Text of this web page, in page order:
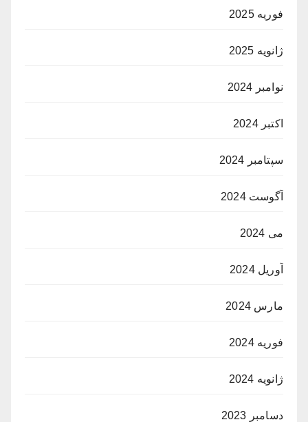
فوریه 2025
ژانویه 2025
نوامبر 2024
اکتبر 2024
سپتامبر 2024
آگوست 2024
می 2024
آوریل 2024
مارس 2024
فوریه 2024
ژانویه 2024
دسامبر 2023